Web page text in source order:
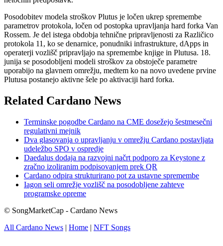
Posodobitev modela stroškov Plutus je ločen ukrep spremembe
parametrov protokola, ločen od postopka upravljanja hard forka Van
Rossem. Je del istega obdobja tehnične pripravljenosti za Različico
protokola 11, ko se denarnice, ponudniki infrastrukture, dApps in
operaterji vozlišč pripravljajo na spremembe knjige in Plutusa. 18.
junija se posodobljeni modeli stroškov za obstoječe parametre
uporabijo na glavnem omrežju, medtem ko na novo uvedene prvine
Plutusa postanejo aktivne šele po aktivaciji hard forka.
Related Cardano News
Terminske pogodbe Cardano na CME dosežejo šestmesečni
regulativni mejnik
Dva glasovanja o upravljanju v omrežju Cardano postavljata
udeležbo SPO v ospredje
Daedalus dodaja na razvojni načrt podporo za Keystone z
zračno izoliranim podpisovanjem prek QR
Cardano odpira strukturirano pot za ustavne spremembe
Iagon seli omrežje vozlišč na posodobljene zahteve
programske opreme
© SongMarketCap - Cardano News
All Cardano News | Home | NFT Songs